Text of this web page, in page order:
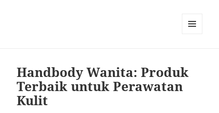
Handbody Wanita: Produk
Terbaik untuk Perawatan
Kulit